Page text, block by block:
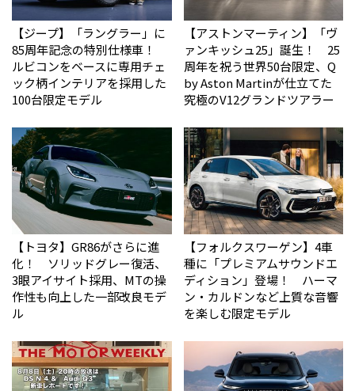
【ジープ】「ラングラー」に
85周年記念の特別仕様車！
ルビコンをベースに専用チェ
ック柄インテリアを採用した
100台限定モデル
【アストンマーティン】「ヴ
ァンキッシュ25」誕生！ 25
周年を祝う世界50台限定、Q
by Aston Martinが仕立てた
究極のV12グランドツアラー
【トヨタ】GR86がさらに進
化！ ソリッドグレー復活、
3眼アイサイト採用、MTの操
作性も向上した一部改良モデ
ル
【フォルクスワーゲン】4車
種に「プレミアムサウンドエ
ディション」登場！ ハーマ
ン・カルドンなど上質な音響
を楽しむ限定モデル